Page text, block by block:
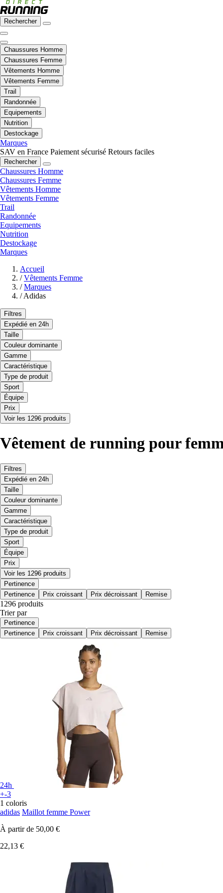
Rechercher
Chaussures Homme
Chaussures Femme
Vêtements Homme
Vêtements Femme
Trail
Randonnée
Equipements
Nutrition
Destockage
Marques
SAV en France Paiement sécurisé Retours faciles
Rechercher
Chaussures Homme
Chaussures Femme
Vêtements Homme
Vêtements Femme
Trail
Randonnée
Equipements
Nutrition
Destockage
Marques
Accueil
/ Vêtements Femme
/ Marques
/ Adidas
Filtres
Expédié en 24h
Taille
Couleur dominante
Gamme
Caractéristique
Type de produit
Sport
Équipe
Prix
Voir les 1296 produits
Vêtement de running pour
Filtres
Expédié en 24h
Taille
Couleur dominante
Gamme
Caractéristique
Type de produit
Sport
Équipe
Prix
Voir les 1296 produits
Pertinence
Pertinence
Prix croissant Prix décroissant Remise
1296 produits
Trier par
Pertinence
Pertinence
Prix croissant Prix décroissant Remise
24h
+-3
1 coloris
adidas Maillot femme Power
À partir de 50,00 €
22,13 €